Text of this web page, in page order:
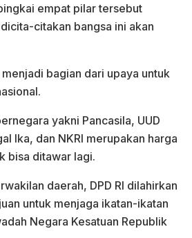
empat pilar tersebut
citakan bangsa ini akan
menjadi bagian dari upaya untuk
yakni Pancasila, UUD
Ika, dan NKRI merupakan harga
bisa ditawar lagi.
daerah, DPD RI dilahirkan
untuk menjaga ikatan-ikatan
Negara Kesatuan Republik